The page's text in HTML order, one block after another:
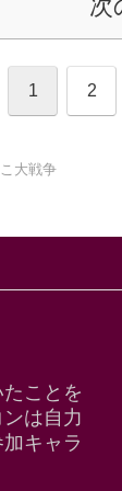
次
1 2
大戦争
ことを
は自力
キャラ